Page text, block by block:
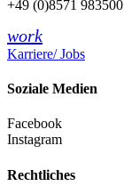
+49 (0)8571 983500
work
Karriere/ Jobs
Soziale Medien
Facebook
Instagram
Rechtliches